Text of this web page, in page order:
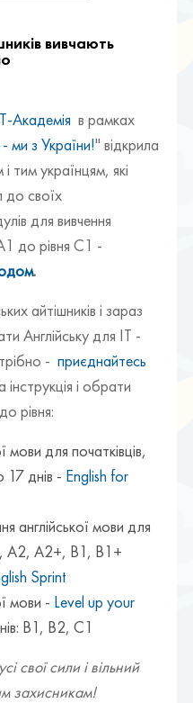
вивчають
Академія в рамках
ми з України!" відкрила
тим українцям, які
до своїх
для вивчення
до рівня С1 -
.
айтішників і зараз
Англійську для ІТ -
- приєднайтесь
і обрати
рівня:
мови для початківців,
17 днів - English for
англійської мови для
А2, А2+, В1, В1+
Sprint
мови - Level up your
B1, В2, С1
свої сили і вільний
захисникам!